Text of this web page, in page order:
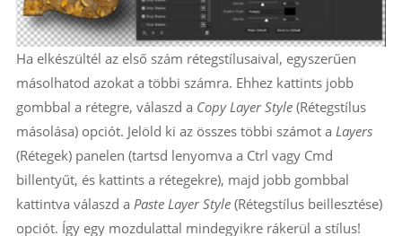
Ha elkészültél az első szám rétegstílusaival, egyszerűen
másolhatod azokat a többi számra. Ehhez kattints jobb
gombbal a rétegre, válaszd a Copy Layer Style(Rétegstílus
másolása) opciót. Jelöld ki az összes többi számot a Layers
(Rétegek) panelen (tartsd lenyomva a Ctrl vagy Cmd
billentyűt, és kattints a rétegekre), majd jobb gombbal
kattintva válaszd a Paste Layer Style(Rétegstílus beillesztése)
opciót. Így egy mozdulattal mindegyikre rákerül a stílus!